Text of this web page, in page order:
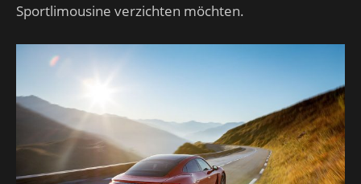
Sportlimousine verzichten möchten.